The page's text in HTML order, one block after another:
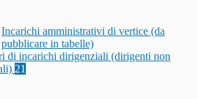
Incarichi amministrativi di vertice (da
pubblicare in tabelle)
di incarichi dirigenziali (dirigenti non
21